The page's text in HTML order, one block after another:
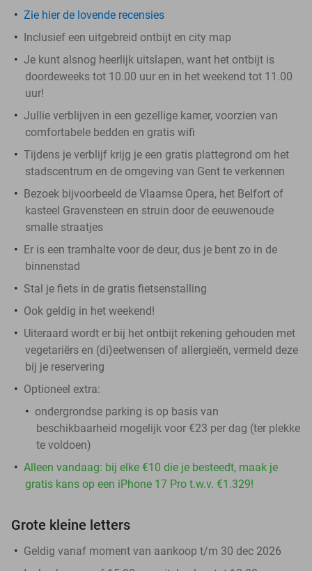
Zie hier de lovende recensies
Inclusief een uitgebreid ontbijt en city map
Je kunt alsnog heerlijk uitslapen, want het ontbijt is
doordeweeks tot 10.00 uur en in het weekend tot 11.00
uur!
Jullie verblijven in een gezellige kamer, voorzien van
comfortabele bedden en gratis wifi
Tijdens je verblijf krijg je een gratis plattegrond om het
stadscentrum en de omgeving van Gent te verkennen
Bezoek bijvoorbeeld de Vlaamse Opera, het Belfort of
kasteel Gravensteen en struin door de eeuwenoude
smalle straatjes
Er is een tramhalte voor de deur, dus je bent zo in de
binnenstad
Stal je fiets in de gratis fietsenstalling
Ook geldig in het weekend!
Uiteraard wordt er bij het ontbijt rekening gehouden met
vegetariërs en (di)eetwensen of allergieën, vermeld deze
bij je reservering
Optioneel extra:
ondergrondse parking is op basis van
beschikbaarheid mogelijk voor €23 per dag (ter plekke
te voldoen)
Alleen vandaag: bij elke €10 die je besteedt, maak je
gratis kans op een iPhone 17 Pro t.w.v. €1.329!
Grote kleine letters
Geldig vanaf moment van aankoop t/m 30 dec 2026